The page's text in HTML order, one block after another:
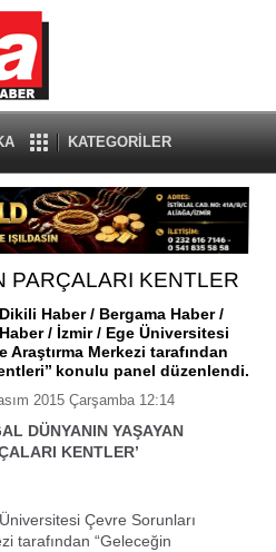
KATEGORİLER
PARÇALARI KENTLER
Haber / Bergama Haber /
/ İzmir / Ege Üniversitesi
Araştırma Merkezi tarafından
konulu panel düzenlendi.
2015 Çarşamba 12:14
DÜNYANIN YAŞAYAN
KENTLER’
Çevre Sorunları
tarafından “Geleceğin